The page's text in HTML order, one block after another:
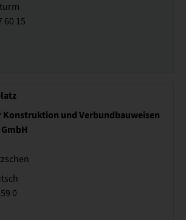
60 15
und Verbundbauweisen
0